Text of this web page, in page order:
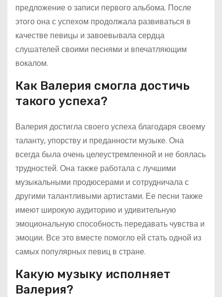
предложение о записи первого альбома. После
этого она с успехом продолжала развиваться в
качестве певицы и завоевывала сердца
слушателей своими песнями и впечатляющим
вокалом.
Как Валерия смогла достичь
такого успеха?
Валерия достигла своего успеха благодаря своему
таланту, упорству и преданности музыке. Она
всегда была очень целеустремленной и не боялась
трудностей. Она также работала с лучшими
музыкальными продюсерами и сотрудничала с
другими талантливыми артистами. Ее песни также
имеют широкую аудиторию и удивительную
эмоциональную способность передавать чувства и
эмоции. Все это вместе помогло ей стать одной из
самых популярных певиц в стране.
Какую музыку исполняет
Валерия?